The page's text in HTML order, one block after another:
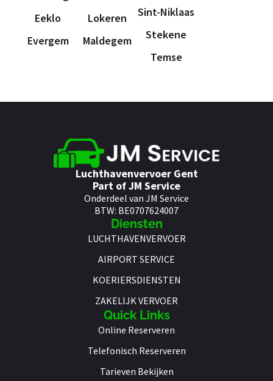
Eeklo
Evergem
Lokeren
Maldegem
Sint-Niklaas
Stekene
Temse
Luchthavenvervoer Gent
Part of JM Service
Onderdeel van JM Service
BTW: BE0707624007
Diensten
LUCHTHAVENVERVOER
AIRPORT SERVICE
KOERIERSDIENSTEN
ZAKELIJK VERVOER
Quick Links
Online Reserveren
Telefonisch Reserveren
Tarieven Bekijken